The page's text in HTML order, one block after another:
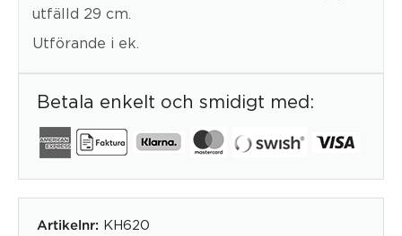
utfälld 29 cm.
Utförande i ek.
Betala enkelt och smidigt med:
Artikelnr: KH620